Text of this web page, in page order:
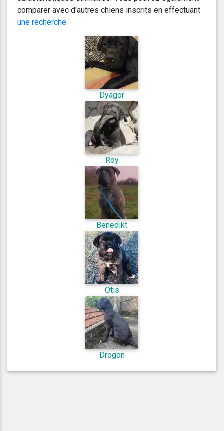
comparer avec d'autres chiens inscrits en effectuant
une recherche.
Dyagor
Roy
Benedikt
Otis
Drogon